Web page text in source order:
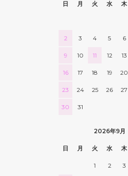
日 月 火 水 木
2 3 4 5 6
9 10 11 12 13
16 17 18 19 20
23 24 25 26 27
30 31
2026年9月
日 月 火 水 木
1 2 3